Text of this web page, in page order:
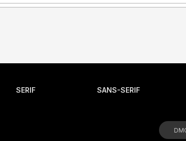
SERIF SANS-SERIF